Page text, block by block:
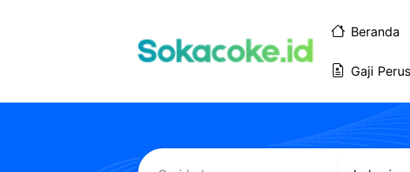
Beranda
Gaji